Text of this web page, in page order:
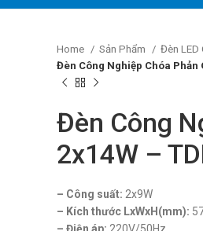
Home Sản Phẩm
Đèn LED
Đèn Công Nghiệp Chóa Phản
Đèn Công
2x14W –
– Công suất: 2x9W
– Kích thước LxWxH(mm):